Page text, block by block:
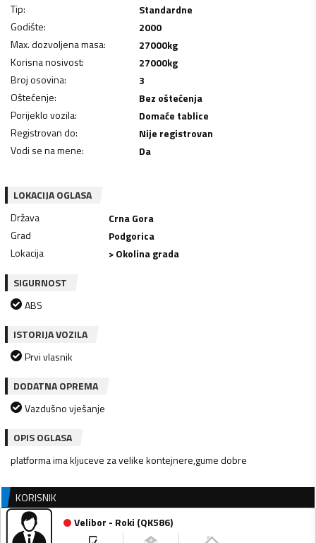
Tip:
Standardne
Godište:
2000
Max. dozvoljena masa: 27000kg
Korisna nosivost: 27000kg
Broj osovina:
3
Oštećenje:
Bez oštećenja
Porijeklo vozila:
Domaće tablice
Registrovan do:
Nije registrovan
Vodi se na mene: Da
LOKACIJA OGLASA
Država
Crna Gora
Grad
Podgorica
Lokacija
> Okolina grada
SIGURNOST
ABS
ISTORIJA VOZILA
Prvi vlasnik
DODATNA OPREMA
Vazdušno vješanje
OPIS OGLASA
platforma ima kljuceve za velike kontejnere,gume dobre
KORISNIK
Velibor - Roki (QK586)